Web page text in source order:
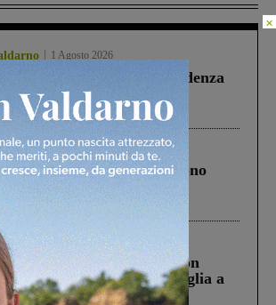
1 Agosto 2026
finanziata oltre la scadenza
di Fratelli d’Italia: “Un
al Governo”
2026
strage in A1 in cui morirono
e Franco. Lo schianto, il
ai sorpassi fra tir....
2026
una struttura di Castiglion
che aveva ucciso la figlia a
×